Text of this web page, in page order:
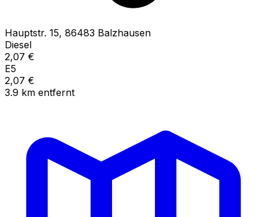
Hauptstr. 15, 86483 Balzhausen
Diesel
2,07 €
E5
2,07 €
3.9 km entfernt